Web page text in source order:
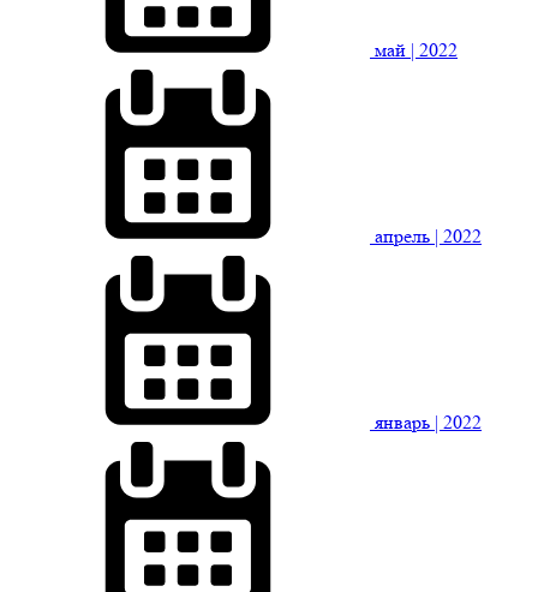
май | 2022
апрель | 2022
январь | 2022